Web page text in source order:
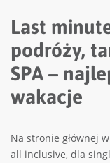
Last
podróży,
SPA –
wakacje
Na stronie głównej
all inclusive, dla